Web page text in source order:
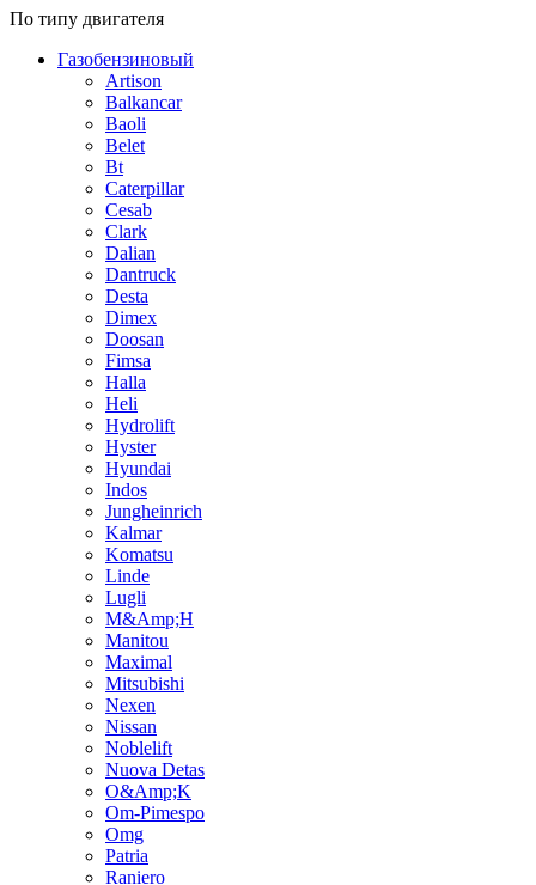
По типу двигателя
Газобензиновый
Artison
Balkancar
Baoli
Belet
Bt
Caterpillar
Cesab
Clark
Dalian
Dantruck
Desta
Dimex
Doosan
Fimsa
Halla
Heli
Hydrolift
Hyster
Hyundai
Indos
Jungheinrich
Kalmar
Komatsu
Linde
Lugli
M&Amp;H
Manitou
Maximal
Mitsubishi
Nexen
Nissan
Noblelift
Nuova Detas
O&Amp;K
Om-Pimespo
Omg
Patria
Raniero